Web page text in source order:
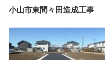
小山市東間々田造成工事